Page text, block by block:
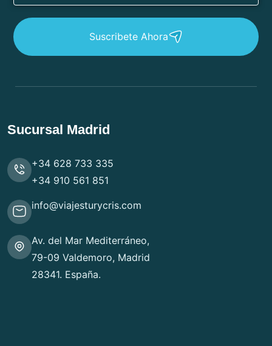
Suscribete Ahora
Sucursal Madrid
+34 628 733 335
+34 910 561 851
info@viajesturycris.com
Av. del Mar Mediterráneo,
79-09 Valdemoro, Madrid
28341. España.